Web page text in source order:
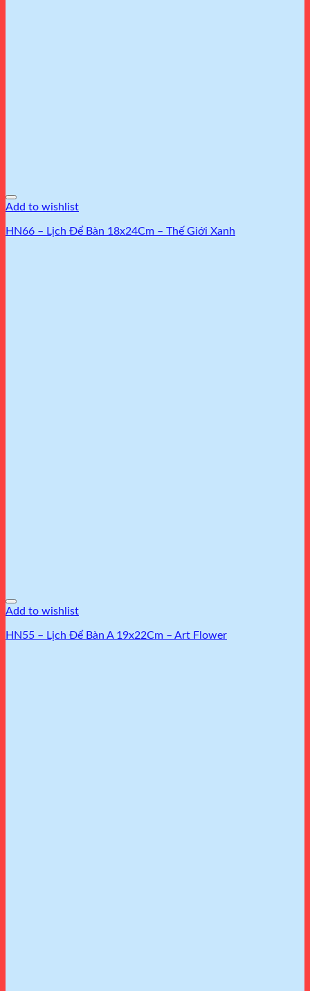
Add to wishlist
HN66 – Lịch Để Bàn 18x24Cm – Thế Giới Xanh
Add to wishlist
HN55 – Lịch Để Bàn A 19x22Cm – Art Flower